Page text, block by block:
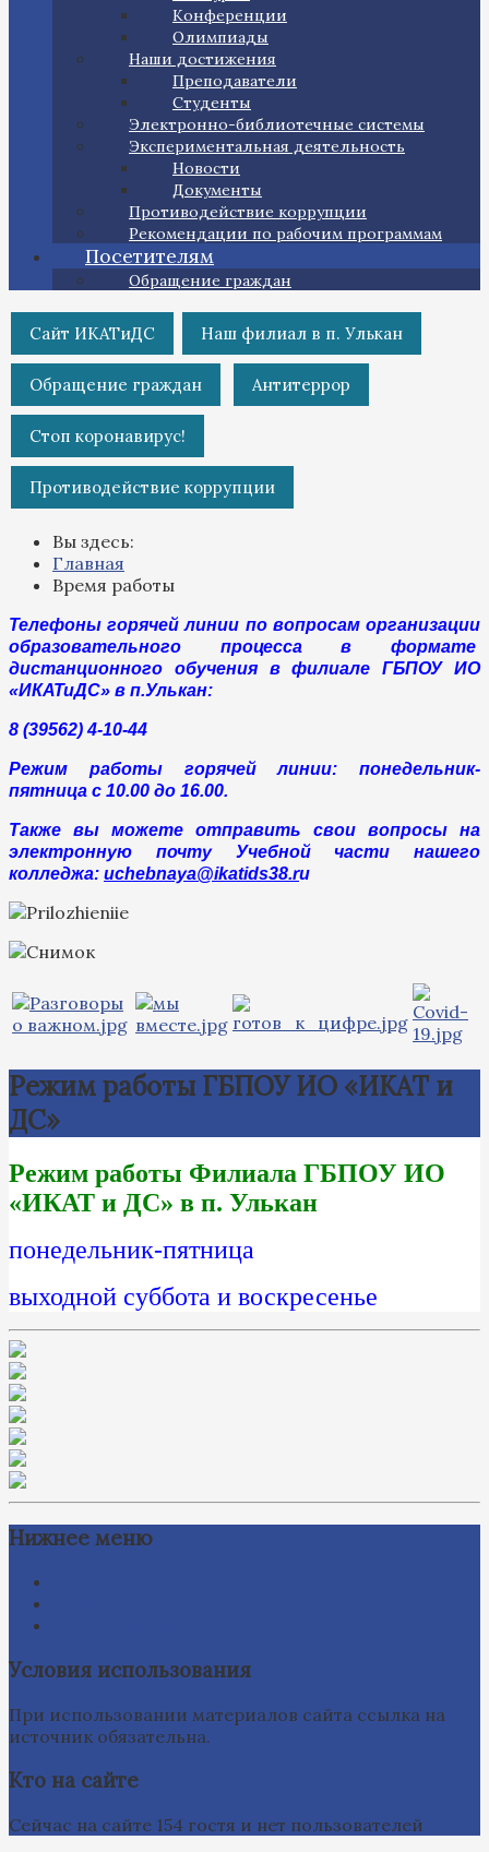
Конференции
Олимпиады
Наши достижения
Преподаватели
Студенты
Электронно-библиотечные системы
Экспериментальная деятельность
Новости
Документы
Противодействие коррупции
Рекомендации по рабочим программам
Посетителям
Обращение граждан
Сайт ИКАТиДС Наш филиал в п. Улькан
Обращение граждан Антитеррор
Стоп коронавирус!
Противодействие коррупции
Вы здесь:
Главная
Время работы
Телефоны горячей линии по вопросам организации
образовательного процесса в формате
дистанционного обучения в филиале ГБПОУ ИО
«ИКАТиДС» в п.Улькан:
8 (39562) 4-10-44
Режим работы горячей линии: понедельник-
пятница с 10.00 до 16.00.
Также вы можете отправить свои вопросы на
электронную почту Учебной части нашего
колледжа: uchebnaya@ikatids38.ru
Режим работы ГБПОУ ИО «ИКАТ и
ДС»
Режим работы Филиала ГБПОУ ИО
«ИКАТ и ДС» в п. Улькан
понедельник-пятница
выходной суббота и воскресенье
Нижнее меню
Условия использования
При использовании материалов сайта ссылка на
источник обязательна.
Кто на сайте
Сейчас на сайте 154 гостя и нет пользователей